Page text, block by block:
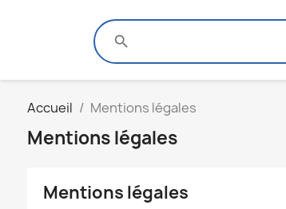
search
Accueil Mentions légales
Mentions légales
Mentions légales